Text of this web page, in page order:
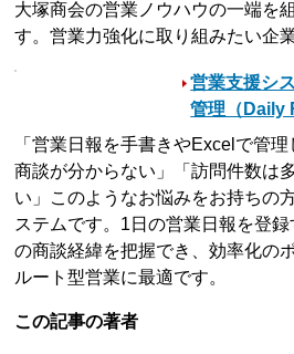
大塚商会の営業ノウハウの一端を
す。営業力強化に取り組みたい企
営業支援シ
管理（Daily
「営業日報を手書きやExcelで管
商談が分からない」「訪問件数は
い」このようなお悩みをお持ちの
ステムです。1日の営業日報を登
の商談経緯を把握でき、効率化の
ルート型営業に最適です。
この記事の著者